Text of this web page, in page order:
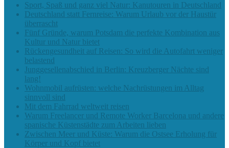
Sport, Spaß und ganz viel Natur: Kanutouren in Deutschland
Deutschland statt Fernreise: Warum Urlaub vor der Haustür
überrascht
Fünf Gründe, warum Potsdam die perfekte Kombination aus
Kultur und Natur bietet
Rückengesundheit auf Reisen: So wird die Autofahrt weniger
belastend
Junggesellenabschied in Berlin: Kreuzberger Nächte sind
lang!
Wohnmobil aufrüsten: welche Nachrüstungen im Alltag
sinnvoll sind
Mit dem Fahrrad weltweit reisen
Warum Freelancer und Remote Worker Barcelona und andere
spanische Küstenstädte zum Arbeiten lieben
Zwischen Meer und Küste: Warum die Ostsee Erholung für
Körper und Kopf bietet